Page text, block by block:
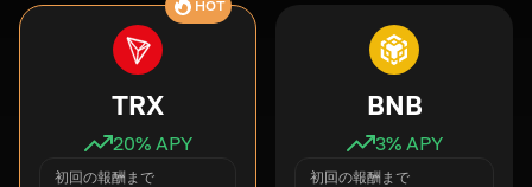
HOT
TRX
20% APY
初回の報酬まで
BNB
3% APY
初回の報酬まで